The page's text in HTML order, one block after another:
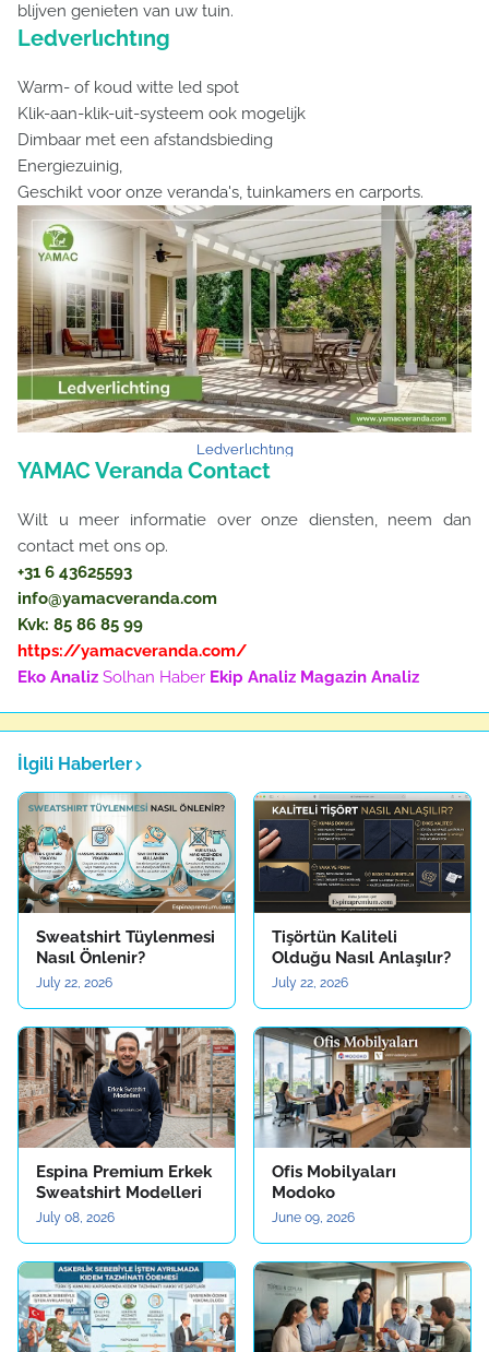
blijven genieten van uw tuin.
Ledverlıchtıng
Warm- of koud witte led spot
Klik-aan-klik-uit-systeem ook mogelijk
Dimbaar met een afstandsbieding
Energiezuinig,
Geschikt voor onze veranda's, tuinkamers en carports.
Ledverlıchtıng
YAMAC Veranda Contact
Wilt u meer informatie over onze diensten, neem dan
contact met ons op.
+31 6 43625593
info@yamacveranda.com
Kvk: 85 86 85 99
https://yamacveranda.com/
Eko Analiz Solhan Haber Ekip Analiz Magazin Analiz
İlgili Haberler
Sweatshirt Tüylenmesi
Nasıl Önlenir?
July 22, 2026
Tişörtün Kaliteli
Olduğu Nasıl Anlaşılır?
July 22, 2026
Espina Premium Erkek
Sweatshirt Modelleri
July 08, 2026
Ofis Mobilyaları
Modoko
June 09, 2026